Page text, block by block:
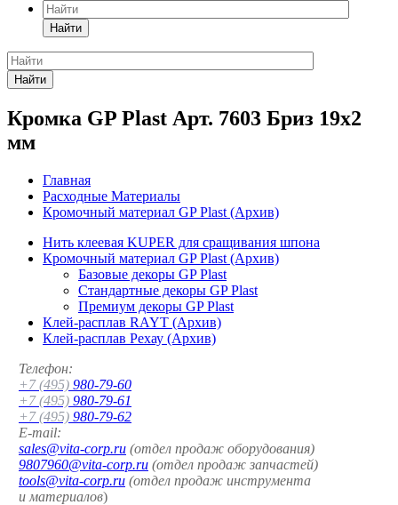
Найти
Найти
Кромка GP Plast Арт. 7603 Бриз 19x2
мм
Главная
Расходные Материалы
Кромочный материал GP Plast (Архив)
Нить клеевая KUPER для сращивания шпона
Кромочный материал GP Plast (Архив)
Базовые декоры GP Plast
Стандартные декоры GP Plast
Премиум декоры GP Plast
Клей-расплав RAYT (Архив)
Клей-расплав Рехау (Архив)
Телефон:
+7 (495) 980-79-60
+7 (495) 980-79-61
+7 (495) 980-79-62
E-mail:
sales@vita-corp.ru (отдел продаж оборудования)
9807960@vita-corp.ru (отдел продаж запчастей)
tools@vita-corp.ru (отдел продаж инструмента
и материалов)